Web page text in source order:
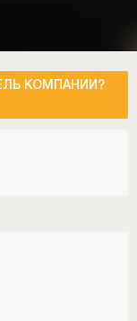
КОМПАНИИ?